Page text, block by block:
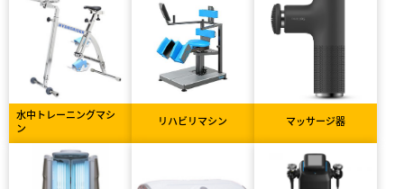
水中トレーニングマシ
ン
リハビリマシン マッサージ器